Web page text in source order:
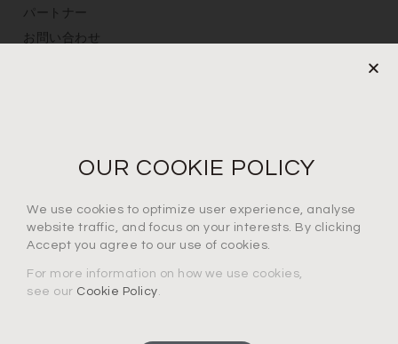
パートナー
お問い合わせ
プライバシーポリシーに同意します*
OUR COOKIE POLICY
We use cookies to optimize user experience, analyse
website traffic, and focus on your interests. By clicking
Accept you agree to our use of cookies.
For more information on how we use cookies,
see our Cookie Policy